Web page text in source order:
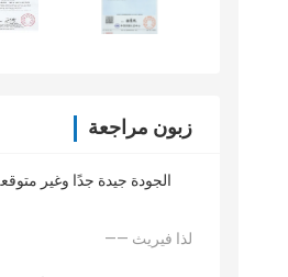
زبون مراجعة
الجودة جيدة جدًا وغير
—— لذا فيريث